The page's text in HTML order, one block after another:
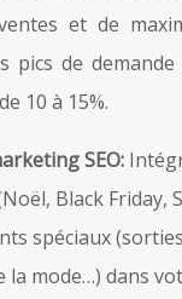
et de
pics de
10 à 15%.
SEO:
Black Friday,
spéciaux
la mode…) dans